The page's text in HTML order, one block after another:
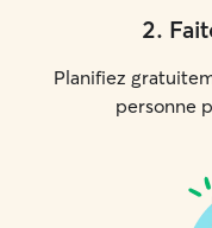
2.
Planifiez
personne